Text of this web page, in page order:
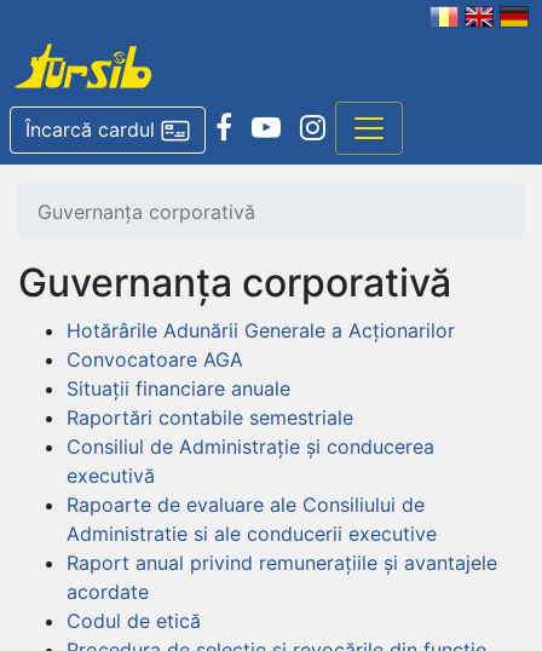
Încarcă cardul
Guvernanța corporativă
Guvernanța corporativă
Hotărârile Adunării Generale a Acționarilor
Convocatoare AGA
Situații financiare anuale
Raportări contabile semestriale
Consiliul de Administrație și conducerea
executivă
Rapoarte de evaluare ale Consiliului de
Administratie si ale conducerii executive
Raport anual privind remunerațiile și avantajele
acordate
Codul de etică